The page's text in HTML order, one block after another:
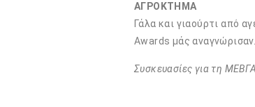
ΑΓΡΟΚΤΗΜΑ
Γάλα και γιαούρτι από
Awards μάς αναγνώρισαν.
Συσκευασίες για τη